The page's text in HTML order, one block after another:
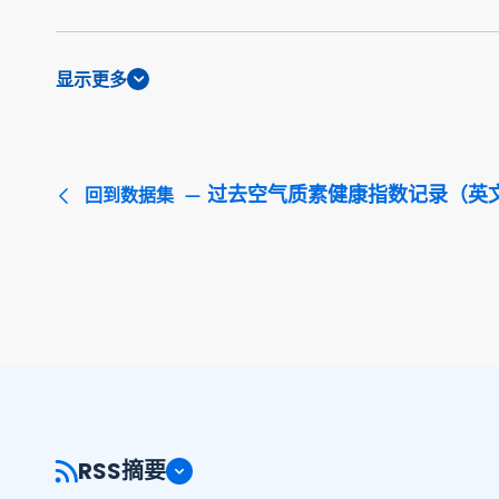
显示更多
回到数据集 过去空气质素健康指数记录（英
RSS摘要